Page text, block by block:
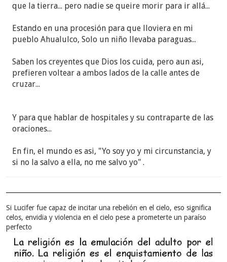
que la tierra... pero nadie se queire morir para ir allá...
Estando en una procesión para que lloviera en mi
pueblo Ahualulco, Solo un niño llevaba paraguas...
Saben los creyentes que Dios los cuida, pero aun asi,
prefieren voltear a ambos lados de la calle antes de
cruzar...
Y para que hablar de hospitales y su contraparte de las
oraciones...
En fin, el mundo es asi, "Yo soy yo y mi circunstancia, y
si no la salvo a ella, no me salvo yo" .
Si Lucifer fue capaz de incitar una rebelión en el cielo, eso significa
celos, envidia y violencia en el cielo pese a prometerte un paraíso
perfecto